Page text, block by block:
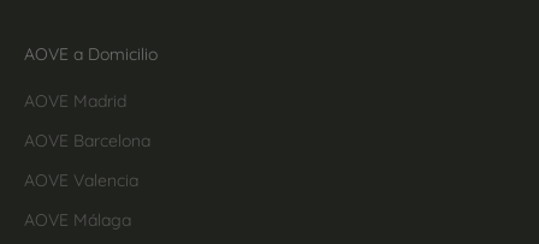
AOVE a Domicilio
AOVE Madrid
AOVE Barcelona
AOVE Valencia
AOVE Málaga